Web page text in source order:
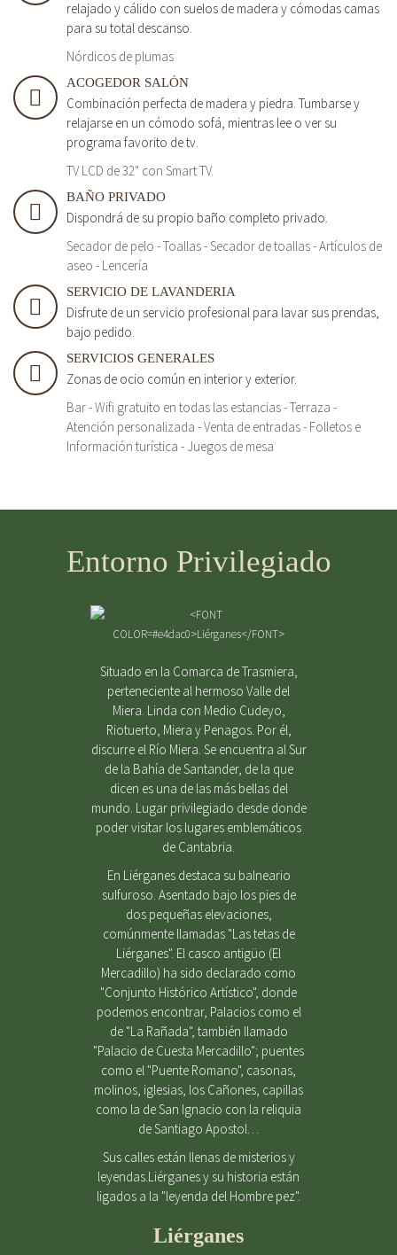
relajado y cálido con suelos de madera y cómodas camas
para su total descanso.
Nórdicos de plumas
ACOGEDOR SALÓN
Combinación perfecta de madera y piedra. Tumbarse y
relajarse en un cómodo sofá, mientras lee o ver su
programa favorito de tv.
TV LCD de 32" con Smart TV.
BAÑO PRIVADO
Dispondrá de su propio baño completo privado.
Secador de pelo - Toallas - Secador de toallas - Artículos de
aseo - Lencería
SERVICIO DE LAVANDERIA
Disfrute de un servicio profesional para lavar sus prendas,
bajo pedido.
SERVICIOS GENERALES
Zonas de ocio común en interior y exterior.
Bar - Wifi gratuito en todas las estancias - Terraza -
Atención personalizada - Venta de entradas - Folletos e
Información turística - Juegos de mesa
Entorno Privilegiado
Situado en la Comarca de Trasmiera,
perteneciente al hermoso Valle del
Miera. Linda con Medio Cudeyo,
Riotuerto, Miera y Penagos. Por él,
discurre el Río Miera. Se encuentra al Sur
de la Bahía de Santander, de la que
dicen es una de las más bellas del
mundo. Lugar privilegiado desde donde
poder visitar los lugares emblemáticos
de Cantabria.
En Liérganes destaca su balneario
sulfuroso. Asentado bajo los pies de
dos pequeñas elevaciones,
comúnmente llamadas "Las tetas de
Liérganes". El casco antigüo (El
Mercadillo) ha sido declarado como
"Conjunto Histórico Artístico", donde
podemos encontrar, Palacios como el
de "La Rañada", también llamado
"Palacio de Cuesta Mercadillo"; puentes
como el "Puente Romano", casonas,
molinos, iglesias, los Cañones, capillas
como la de San Ignacio con la reliquia
de Santiago Apostol…
Sus calles están llenas de misterios y
leyendas.Liérganes y su historia están
ligados a la "leyenda del Hombre pez".
Liérganes